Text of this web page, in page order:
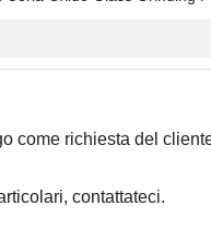
come richiesta del
contattateci.